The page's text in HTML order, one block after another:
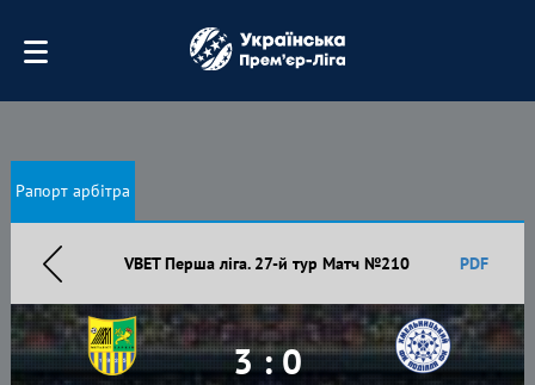
Рапорт арбітра
VBET Перша ліга. 27-й тур Матч №210 PDF
3 : 0